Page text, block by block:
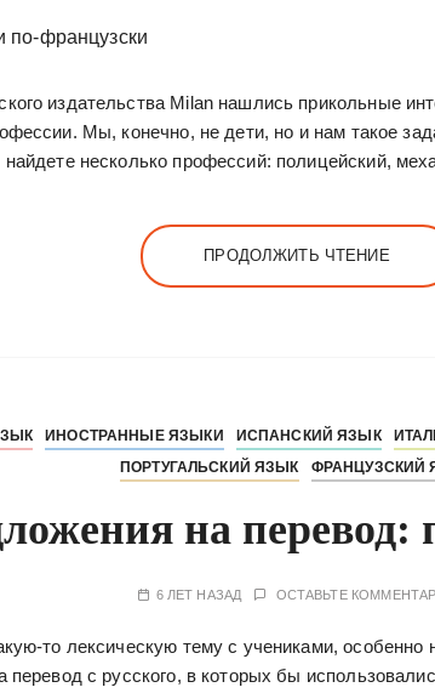
издательства Milan нашлись прикольные
Мы, конечно, не дети, но и нам такое
найдете несколько профессий: полицейский,
ПРОДОЛЖИТЬ ЧТЕНИЕ
ИНОСТРАННЫЕ ЯЗЫКИ ИСПАНСКИЙ ЯЗЫК
ПОРТУГАЛЬСКИЙ ЯЗЫК
ФРАНЦУЗСКИЙ
на перевод:
6 ЛЕТ НАЗАД ОСТАВЬТЕ
то лексическую тему с учениками, особенно
перевод с русского, в которых бы